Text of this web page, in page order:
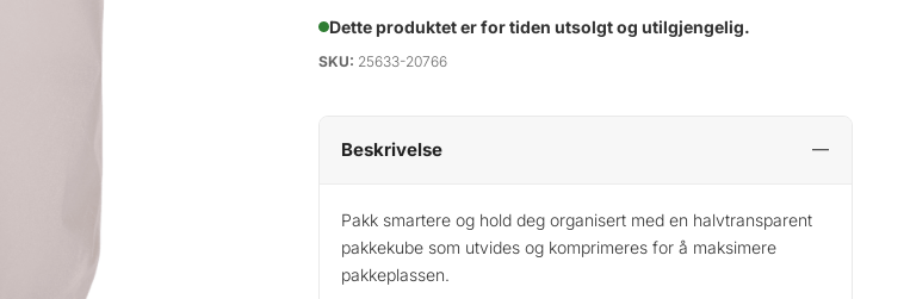
Dette produktet er for tiden utsolgt og utilgjengelig.
SKU: 25633-20766
Beskrivelse
Pakk smartere og hold deg organisert med en halvtransparent
pakkekube som utvides og komprimeres for å maksimere
pakkeplassen.